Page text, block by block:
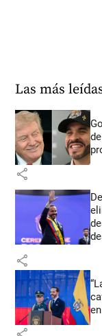
Las más
share
share